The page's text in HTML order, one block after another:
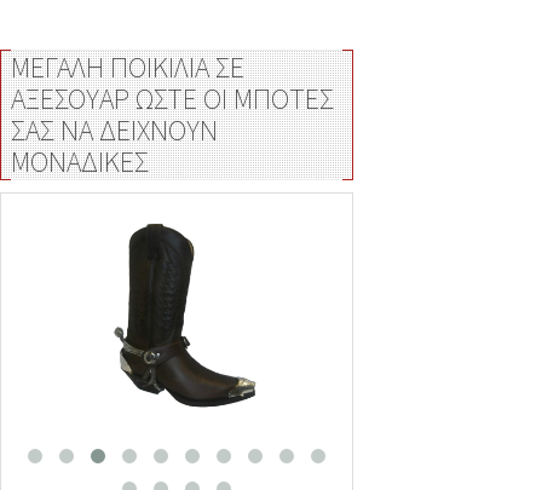
ΜΕΓΑΛΗ ΠΟΙΚΙΛΙΑ ΣΕ
ΑΞΕΣΟΥΑΡ ΩΣΤΕ ΟΙ ΜΠΟΤΕΣ
ΣΑΣ ΝΑ ΔΕΙΧΝΟΥΝ
ΜΟΝΑΔΙΚΕΣ